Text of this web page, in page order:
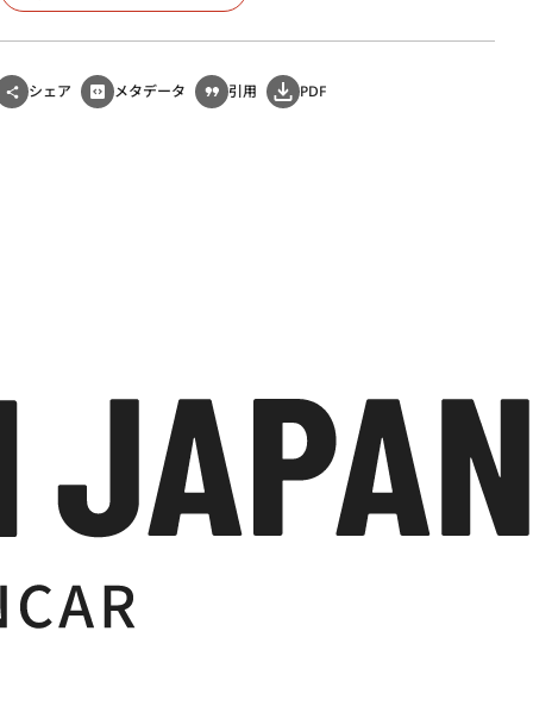
シェア メタデータ 引用 PDF